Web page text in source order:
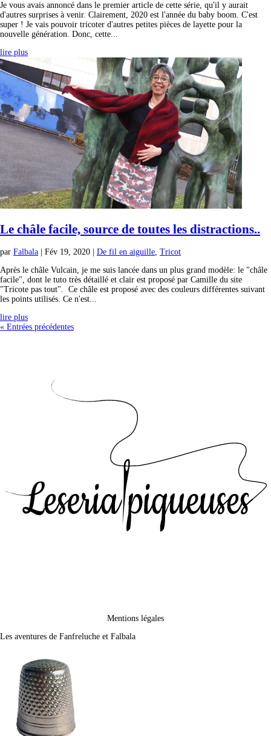
Je vous avais annoncé dans le premier article de cette série, qu'il y aurait
d'autres surprises à venir. Clairement, 2020 est l'année du baby boom. C'est
super ! Je vais pouvoir tricoter d'autres petites pièces de layette pour la
nouvelle génération. Donc, cette...
lire plus
Le châle facile, source de toutes les distractions..
par Falbala Fév 19, 2020 De fil en aiguille, Tricot
Après le châle Vulcain, je me suis lancée dans un plus grand modèle: le "châle
facile", dont le tuto très détaillé et clair est proposé par Camille du site
"Tricote pas tout". Ce châle est proposé avec des couleurs différentes suivant
les points utilisés. Ce n'est...
lire plus
« Entrées précédentes
Mentions légales
Les aventures de Fanfreluche et Falbala